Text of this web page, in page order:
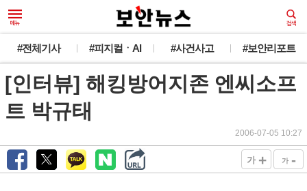
#전체기사 #피지컬ㆍAI #사건사고 #보안리포트
[인터뷰] 해킹방어지존 엔씨소프
트 박규태
2006-07-05 10:27
가 + 가 -